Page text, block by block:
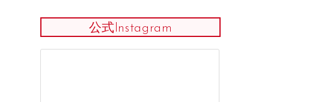
ール2025
公式Instagram